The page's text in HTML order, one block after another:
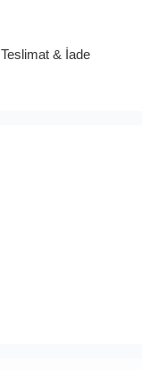
Teslimat & İade